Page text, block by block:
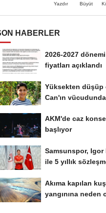
Yazdır Büyüt
HABERLER
2026-2027 dönemi
fiyatları açıklandı
Yüksekten düşüp
Can'ın
AKM'de caz
başlıyor
Samsunspor, Igor
ile 5 yıllık
Akıma kapılan
yangınına neden